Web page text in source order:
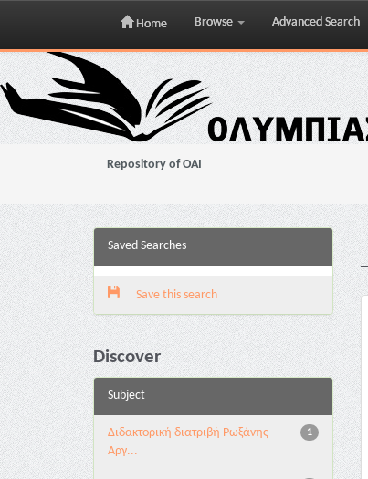
Skip
navigation
Home Browse Advanced Search
Repository of OAI
Saved Searches
Save this search
Discover
Subject
1
Διδακτορική διατριβή Ρωξάνης
Αργ...